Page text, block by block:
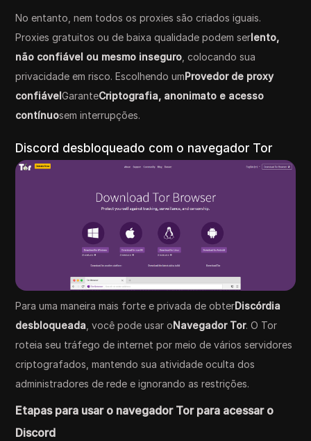
No entanto, nem todos os proxies são criados iguais.
Proxies gratuitos ou de baixa qualidade podem serlento,
não confiável ou mesmo inseguro , colocando sua
privacidade em risco. Escolhendo umProvedor de proxy
confiávelGaranteCriptografia, anonimato e acesso
contínuosem interrupções.
Discord desbloqueado com o navegador Tor
Para uma maneira mais forte e privada de obterDiscórdia
desbloqueada , você pode usar oNavegador Tor. O Tor
roteia seu tráfego de internet por meio de vários servidores
criptografados, mantendo sua atividade oculta dos
administradores de rede e ignorando as restrições.
Etapas para usar o navegador Tor para acessar o
Discord